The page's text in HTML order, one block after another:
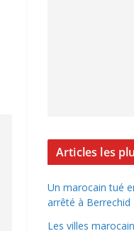
Articles les
Un marocain tué
arrêté à Berrechid
Les villes